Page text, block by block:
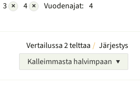
3 × 4 × Vuodenajat: 4
Vertailussa 2 telttaa
Järjestys
Kalleimmasta halvimpaan